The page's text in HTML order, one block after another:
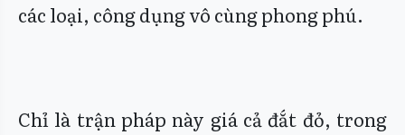
các loại, công dụng vô cùng phong phú.
Chỉ là trận pháp này giá cả đắt đỏ, trong